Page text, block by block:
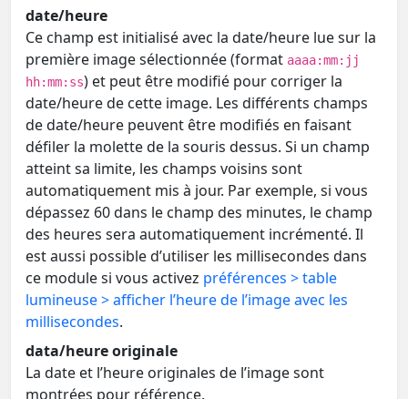
date/heure
Ce champ est initialisé avec la date/heure lue sur la
première image sélectionnée (format aaaa:mm:jj
hh:mm:ss) et peut être modifié pour corriger la
date/heure de cette image. Les différents champs
de date/heure peuvent être modifiés en faisant
défiler la molette de la souris dessus. Si un champ
atteint sa limite, les champs voisins sont
automatiquement mis à jour. Par exemple, si vous
dépassez 60 dans le champ des minutes, le champ
des heures sera automatiquement incrémenté. Il
est aussi possible d’utiliser les millisecondes dans
ce module si vous activez préférences > table
lumineuse > afficher l’heure de l’image avec les
millisecondes.
data/heure originale
La date et l’heure originales de l’image sont
montrées pour référence.